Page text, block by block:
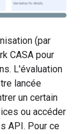
(par
CASA pour
L'évaluation
lancée
un certain
ou accéder
API. Pour ce